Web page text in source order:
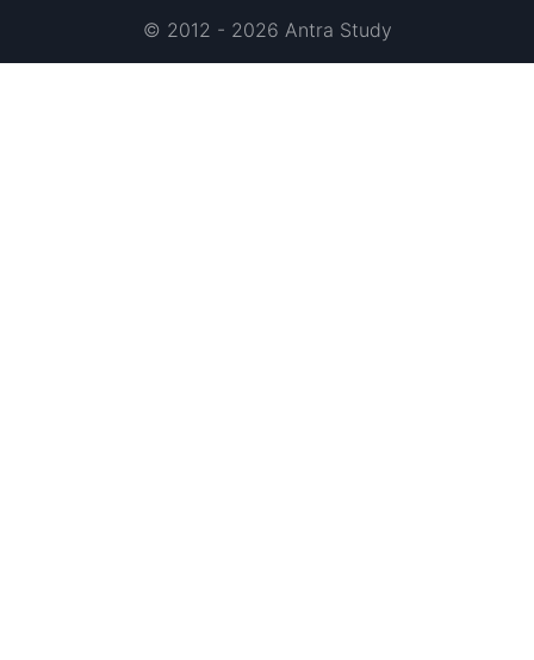
© 2012 - 2026 Antra Study